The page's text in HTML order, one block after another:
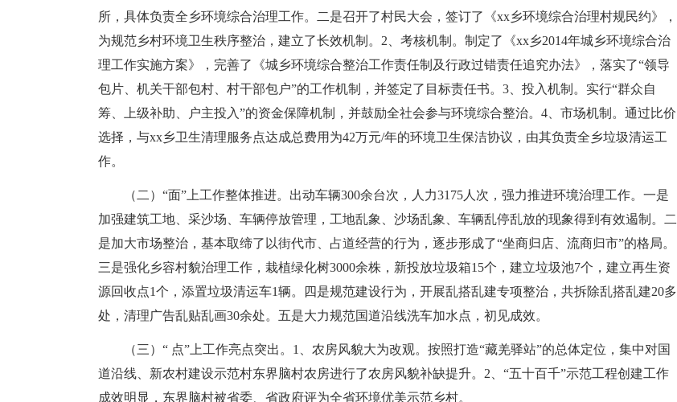
所，具体负责全乡环境综合治理工作。二是召开了村民大会，签订了《xx乡环境综合治理村规民约》，
为规范乡村环境卫生秩序整治，建立了长效机制。2、考核机制。制定了《xx乡2014年城乡环境综合治
理工作实施方案》，完善了《城乡环境综合整治工作责任制及行政过错责任追究办法》，落实了“领导
包片、机关干部包村、村干部包户”的工作机制，并签定了目标责任书。3、投入机制。实行“群众自
筹、上级补助、户主投入”的资金保障机制，并鼓励全社会参与环境综合整治。4、市场机制。通过比价
选择，与xx乡卫生清理服务点达成总费用为42万元/年的环境卫生保洁协议，由其负责全乡垃圾清运工
作。
（二）“面”上工作整体推进。出动车辆300余台次，人力3175人次，强力推进环境治理工作。一是
加强建筑工地、采沙场、车辆停放管理，工地乱象、沙场乱象、车辆乱停乱放的现象得到有效遏制。二
是加大市场整治，基本取缔了以街代市、占道经营的行为，逐步形成了“坐商归店、流商归市”的格局。
三是强化乡容村貌治理工作，栽植绿化树3000余株，新投放垃圾箱15个，建立垃圾池7个，建立再生资
源回收点1个，添置垃圾清运车1辆。四是规范建设行为，开展乱搭乱建专项整治，共拆除乱搭乱建20多
处，清理广告乱贴乱画30余处。五是大力规范国道沿线洗车加水点，初见成效。
（三）“ 点”上工作亮点突出。1、农房风貌大为改观。按照打造“藏羌驿站”的总体定位，集中对国
道沿线、新农村建设示范村东界脑村农房进行了农房风貌补缺提升。2、“五十百千”示范工程创建工作
成效明显，东界脑村被省委、省政府评为全省环境优美示范乡村。